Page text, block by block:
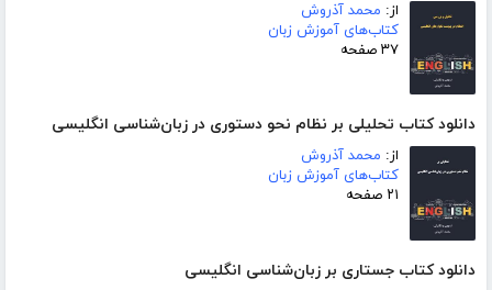
از: محمد آذروش
کتاب‌های آموزش زبان
۳۷ صفحه
دانلود کتاب تحلیلی بر نظام نحو دستوری در زبان‌شناسی انگلیسی
از: محمد آذروش
کتاب‌های آموزش زبان
۲۱ صفحه
دانلود کتاب جستاری بر زبان‌شناسی انگلیسی